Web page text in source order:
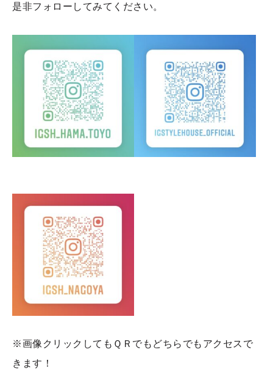
是非フォローしてみてください。
※画像クリックしてもＱＲでもどちらでもアクセスで
きます！